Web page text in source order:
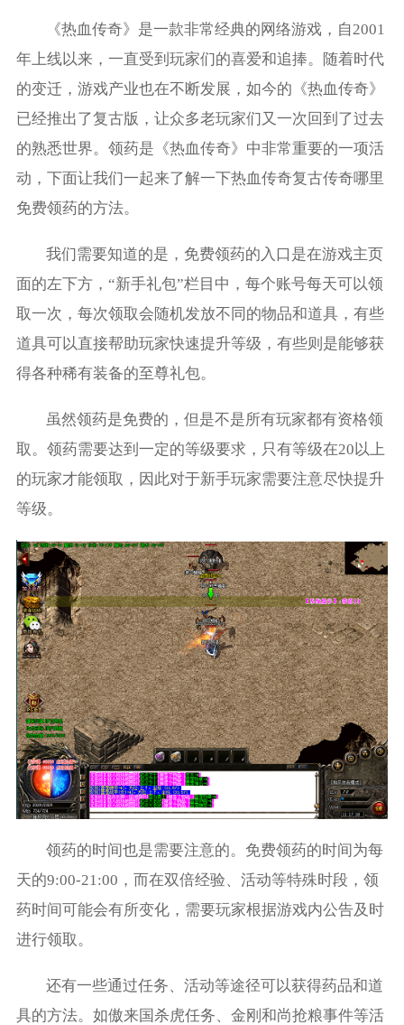
《热血传奇》是一款非常经典的网络游戏，自2001
年上线以来，一直受到玩家们的喜爱和追捧。随着时代
的变迁，游戏产业也在不断发展，如今的《热血传奇》
已经推出了复古版，让众多老玩家们又一次回到了过去
的熟悉世界。领药是《热血传奇》中非常重要的一项活
动，下面让我们一起来了解一下热血传奇复古传奇哪里
免费领药的方法。
我们需要知道的是，免费领药的入口是在游戏主页
面的左下方，“新手礼包”栏目中，每个账号每天可以领
取一次，每次领取会随机发放不同的物品和道具，有些
道具可以直接帮助玩家快速提升等级，有些则是能够获
得各种稀有装备的至尊礼包。
虽然领药是免费的，但是不是所有玩家都有资格领
取。领药需要达到一定的等级要求，只有等级在20以上
的玩家才能领取，因此对于新手玩家需要注意尽快提升
等级。
领药的时间也是需要注意的。免费领药的时间为每
天的9:00-21:00，而在双倍经验、活动等特殊时段，领
药时间可能会有所变化，需要玩家根据游戏内公告及时
进行领取。
还有一些通过任务、活动等途径可以获得药品和道
具的方法。如傲来国杀虎任务、金刚和尚抢粮事件等活